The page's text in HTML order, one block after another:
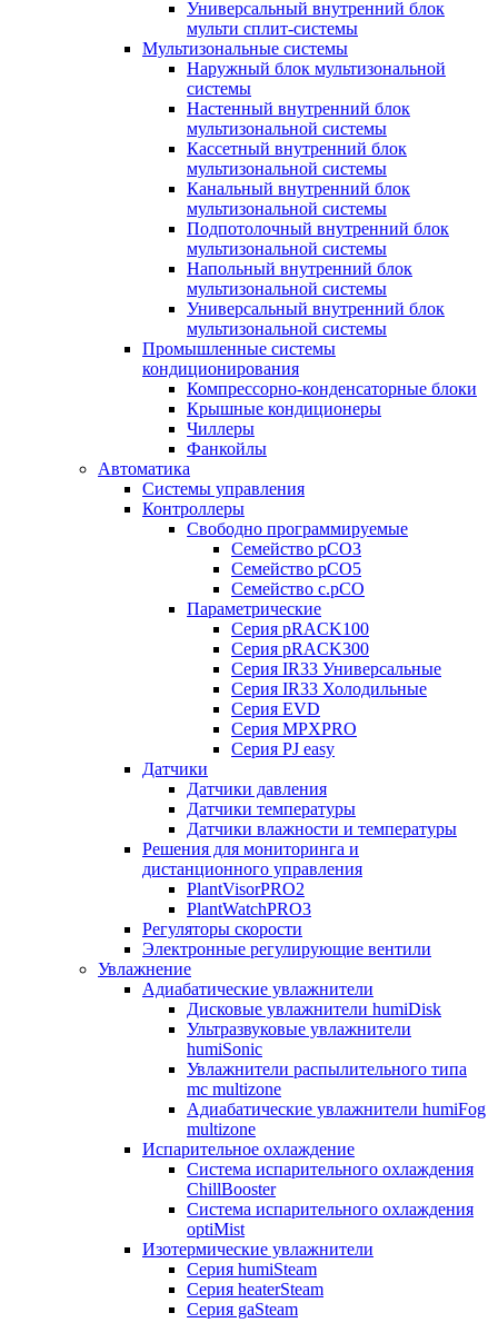
Универсальный внутренний блок
мульти сплит-системы
Мультизональные системы
Наружный блок мультизональной
системы
Настенный внутренний блок
мультизональной системы
Кассетный внутренний блок
мультизональной системы
Канальный внутренний блок
мультизональной системы
Подпотолочный внутренний блок
мультизональной системы
Напольный внутренний блок
мультизональной системы
Универсальный внутренний блок
мультизональной системы
Промышленные системы
кондиционирования
Компрессорно-конденсаторные блоки
Крышные кондиционеры
Чиллеры
Фанкойлы
Автоматика
Системы управления
Контроллеры
Свободно программируемые
Семейство pCO3
Семейство pCO5
Семейство c.pCO
Параметрические
Серия pRACK100
Серия pRACK300
Серия IR33 Универсальные
Серия IR33 Холодильные
Серия EVD
Серия MPXPRO
Серия PJ easy
Датчики
Датчики давления
Датчики температуры
Датчики влажности и температуры
Решения для мониторинга и
дистанционного управления
PlantVisorPRO2
PlantWatchPRO3
Регуляторы скорости
Электронные регулирующие вентили
Увлажнение
Адиабатические увлажнители
Дисковые увлажнители humiDisk
Ультразвуковые увлажнители
humiSonic
Увлажнители распылительного типа
mc multizone
Адиабатические увлажнители humiFog
multizone
Испарительное охлаждение
Система испарительного охлаждения
ChillBooster
Система испарительного охлаждения
optiMist
Изотермические увлажнители
Серия humiSteam
Серия heaterSteam
Серия gaSteam